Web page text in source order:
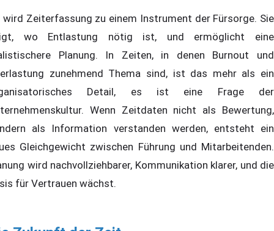
wird Zeiterfassung zu einem Instrument der Fürsorge. Sie
wo Entlastung nötig ist, und ermöglicht eine
Planung. In Zeiten, in denen Burnout und
zunehmend Thema sind, ist das mehr als ein
Detail, es ist eine Frage der
Wenn Zeitdaten nicht als Bewertung,
als Information verstanden werden, entsteht ein
Gleichgewicht zwischen Führung und Mitarbeitenden.
wird nachvollziehbarer, Kommunikation klarer, und die
für Vertrauen wächst.